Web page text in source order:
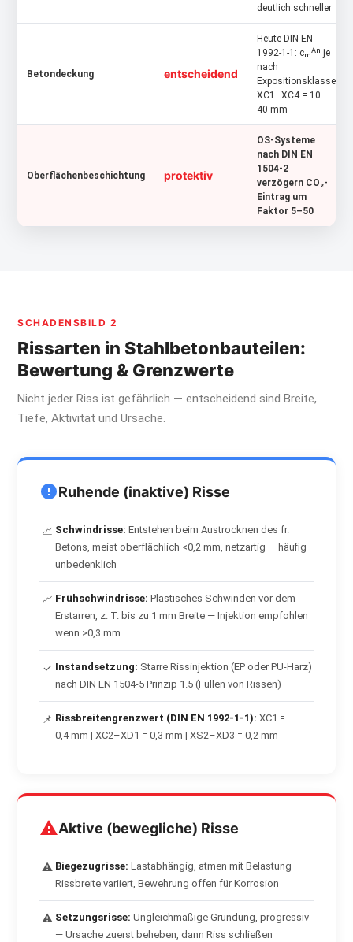
deutlich schneller
Betondeckung entscheidend
Heute DIN EN
1992-1-1: cₘᴬⁿ je
nach
Expositionsklasse
XC1–XC4 = 10–
40 mm
Oberflächenbeschichtung protektiv
OS-Systeme
nach DIN EN
1504-2
verzögern CO₂-
Eintrag um
Faktor 5–50
SCHADENSBILD 2
Rissarten in Stahlbetonbauteilen:
Bewertung & Grenzwerte
Nicht jeder Riss ist gefährlich — entscheidend sind Breite,
Tiefe, Aktivität und Ursache.
Ruhende (inaktive) Risse
📈 Schwindrisse: Entstehen beim Austrocknen des fr.
Betons, meist oberflächlich <0,2 mm, netzartig — häufig
unbedenklich
📈 Frühschwindrisse: Plastisches Schwinden vor dem
Erstarren, z. T. bis zu 1 mm Breite — Injektion empfohlen
wenn >0,3 mm
✓ Instandsetzung: Starre Rissinjektion (EP oder PU-Harz)
nach DIN EN 1504-5 Prinzip 1.5 (Füllen von Rissen)
📌 Rissbreitengrenzwert (DIN EN 1992-1-1): XC1 =
0,4 mm | XC2–XD1 = 0,3 mm | XS2–XD3 = 0,2 mm
Aktive (bewegliche) Risse
⚠ Biegezugrisse: Lastabhängig, atmen mit Belastung —
Rissbreite variiert, Bewehrung offen für Korrosion
⚠ Setzungsrisse: Ungleichmäßige Gründung, progressiv
— Ursache zuerst beheben, dann Riss schließen